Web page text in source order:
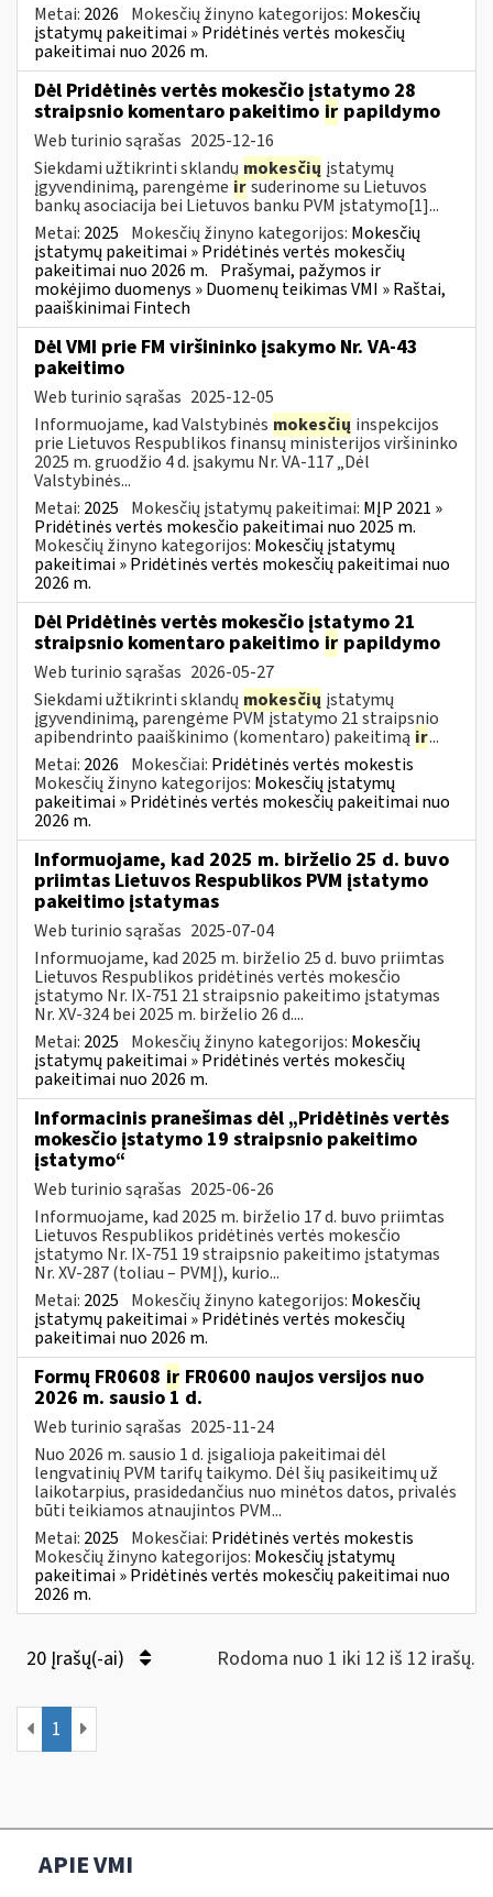
Metai: 2026 Mokesčių žinyno kategorijos: Mokesčių
įstatymų pakeitimai » Pridėtinės vertės mokesčių
pakeitimai nuo 2026 m.
Dėl Pridėtinės vertės mokesčio įstatymo 28
straipsnio komentaro pakeitimo ir papildymo
Web turinio sąrašas 2025-12-16
Siekdami užtikrinti sklandų mokesčių įstatymų
įgyvendinimą, parengėme irsuderinome su Lietuvos
bankų asociacija bei Lietuvos banku PVM įstatymo[1]...
Metai: 2025 Mokesčių žinyno kategorijos: Mokesčių
įstatymų pakeitimai » Pridėtinės vertės mokesčių
pakeitimai nuo 2026 m. Prašymai, pažymos ir
mokėjimo duomenys » Duomenų teikimas VMI » Raštai,
paaiškinimai Fintech
Dėl VMI prie FM viršininko įsakymo Nr. VA-43
pakeitimo
Web turinio sąrašas 2025-12-05
Informuojame, kad Valstybinės mokesčių inspekcijos
prie Lietuvos Respublikos finansų ministerijos viršininko
2025 m. gruodžio 4 d. įsakymu Nr. VA-117 „Dėl
Valstybinės...
Metai: 2025 Mokesčių įstatymų pakeitimai: MĮP 2021 »
Pridėtinės vertės mokesčio pakeitimai nuo 2025 m.
Mokesčių žinyno kategorijos: Mokesčių įstatymų
pakeitimai » Pridėtinės vertės mokesčių pakeitimai nuo
2026 m.
Dėl Pridėtinės vertės mokesčio įstatymo 21
straipsnio komentaro pakeitimo ir papildymo
Web turinio sąrašas 2026-05-27
Siekdami užtikrinti sklandų mokesčių įstatymų
įgyvendinimą, parengėme PVM įstatymo 21 straipsnio
apibendrinto paaiškinimo (komentaro) pakeitimą ir...
Metai: 2026 Mokesčiai: Pridėtinės vertės mokestis
Mokesčių žinyno kategorijos: Mokesčių įstatymų
pakeitimai » Pridėtinės vertės mokesčių pakeitimai nuo
2026 m.
Informuojame, kad 2025 m. birželio 25 d. buvo
priimtas Lietuvos Respublikos PVM įstatymo
pakeitimo įstatymas
Web turinio sąrašas 2025-07-04
Informuojame, kad 2025 m. birželio 25 d. buvo priimtas
Lietuvos Respublikos pridėtinės vertės mokesčio
įstatymo Nr. IX-751 21 straipsnio pakeitimo įstatymas
Nr. XV-324 bei 2025 m. birželio 26 d....
Metai: 2025 Mokesčių žinyno kategorijos: Mokesčių
įstatymų pakeitimai » Pridėtinės vertės mokesčių
pakeitimai nuo 2026 m.
Informacinis pranešimas dėl „Pridėtinės vertės
mokesčio įstatymo 19 straipsnio pakeitimo
įstatymo“
Web turinio sąrašas 2025-06-26
Informuojame, kad 2025 m. birželio 17 d. buvo priimtas
Lietuvos Respublikos pridėtinės vertės mokesčio
įstatymo Nr. IX-751 19 straipsnio pakeitimo įstatymas
Nr. XV-287 (toliau – PVMĮ), kurio...
Metai: 2025 Mokesčių žinyno kategorijos: Mokesčių
įstatymų pakeitimai » Pridėtinės vertės mokesčių
pakeitimai nuo 2026 m.
Formų FR0608 ir FR0600 naujos versijos nuo
2026 m. sausio 1 d.
Web turinio sąrašas 2025-11-24
Nuo 2026 m. sausio 1 d. įsigalioja pakeitimai dėl
lengvatinių PVM tarifų taikymo. Dėl šių pasikeitimų už
laikotarpius, prasidedančius nuo minėtos datos, privalės
būti teikiamos atnaujintos PVM...
Metai: 2025 Mokesčiai: Pridėtinės vertės mokestis
Mokesčių žinyno kategorijos: Mokesčių įstatymų
pakeitimai » Pridėtinės vertės mokesčių pakeitimai nuo
2026 m.
20 Įrašų(-ai) Rodoma nuo 1 iki 12 iš 12 irašų.
1
APIE VMI